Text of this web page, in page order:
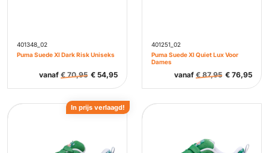
401348_02
Puma Suede Xl Dark Risk Uniseks
vanaf €70,95 € 54,95
401251_02
Puma Suede Xl Quiet Lux Voor
Dames
vanaf €87,95 € 76,95
In prijs verlaagd!